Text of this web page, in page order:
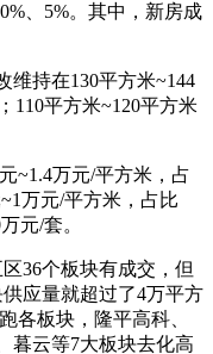
、5%。其中，新房成
持在130平方米~144
110平方米~120平方米
万元/平方米，占
万元/平方米，占比
元/套。
36个板块有成交，但
应量就超过了4万平方
各板块，隆平高科、
暮云等7大板块去化高